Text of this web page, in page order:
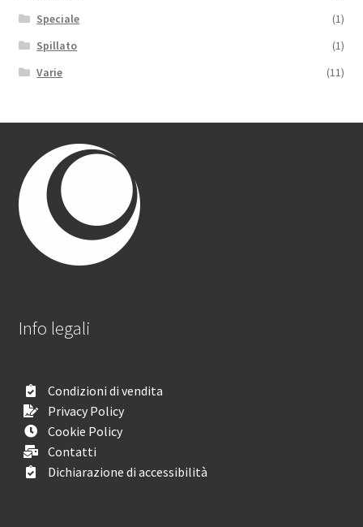
Speciale
(1)
Spillato
(1)
Varie
(11)
Info legali
Condizioni di vendita
Privacy Policy
Cookie Policy
Contatti
Dichiarazione di accessibilità